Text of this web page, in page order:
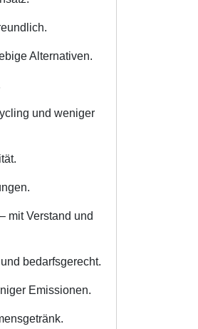
Alternativen.
und weniger
mit Verstand und
bedarfsgerecht.
Emissionen.